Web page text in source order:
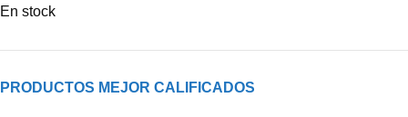
En stock
PRODUCTOS MEJOR CALIFICADOS